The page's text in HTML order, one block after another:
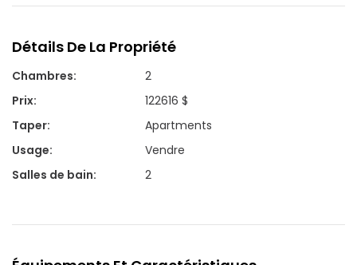
Détails De La Propriété
Chambres:
2
Prix:
122616 $
Taper:
Apartments
Usage:
Vendre
Salles de bain: 2